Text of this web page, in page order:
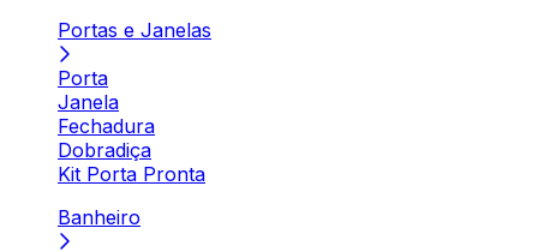
Portas e Janelas
Porta
Janela
Fechadura
Dobradiça
Kit Porta Pronta
Banheiro